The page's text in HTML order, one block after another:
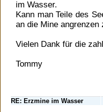
im Wasser.
Kann man Teile des
an die Mine angrenzen
Vielen Dank für die
Tommy
RE: Erzmine im Wasser